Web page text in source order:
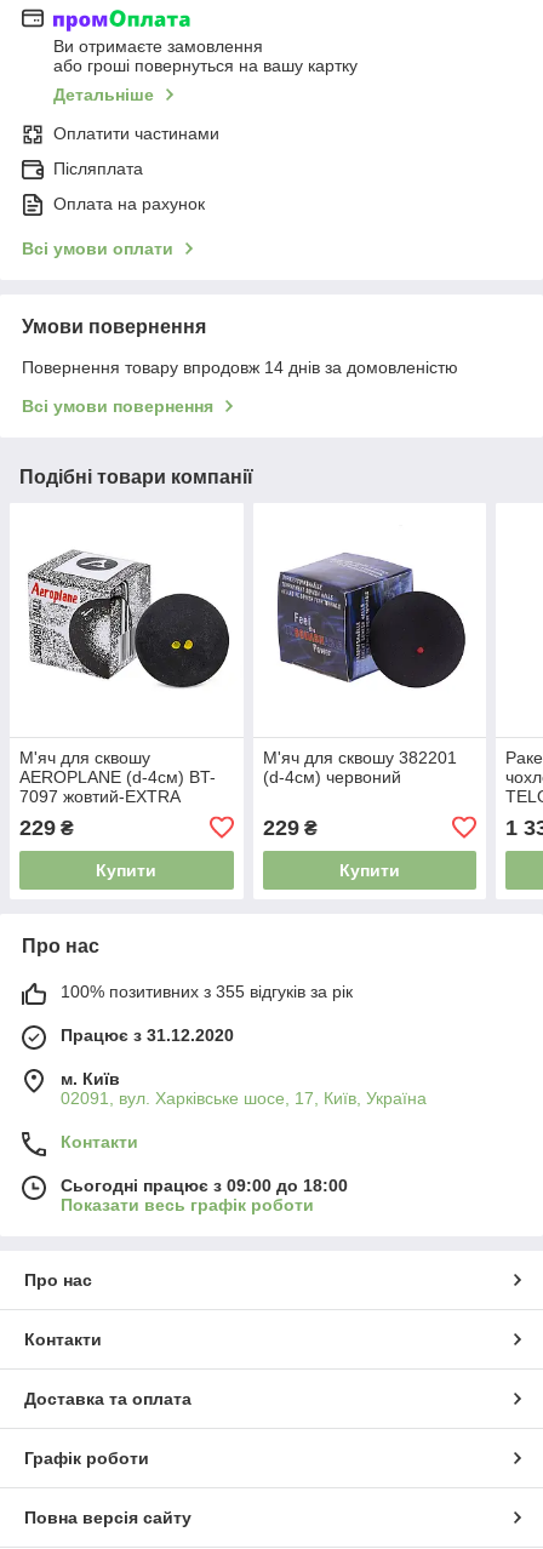
Ви отримаєте замовлення
або гроші повернуться на вашу картку
Детальніше
Оплатити частинами
Післяплата
Оплата на рахунок
Всі умови оплати
Умови повернення
Повернення товару впродовж 14 днів за домовленістю
Всі умови повернення
Подібні товари компанії
М'яч для сквошу
AEROPLANE (d-4см) BT-
7097 жовтий-EXTRA
229 ₴
Купити
М'яч для сквошу 382201
(d-4см) червоний
229₴
Купити
1
Про нас
100% позитивних з 355 відгуків за рік
Працює з 31.12.2020
м. Київ
02091, вул. Харківське шосе, 17, Київ, Україна
Контакти
Сьогодні працює з 09:00 до 18:00
Показати весь графік роботи
Про нас
Контакти
Доставка та оплата
Графік роботи
Повна версія сайту